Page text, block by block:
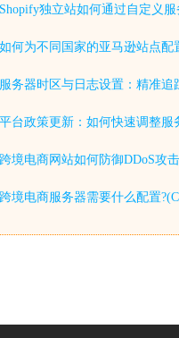
Shopify独立站如何通过自定义
如何为不同国家的亚马逊站点配
服务器时区与日志设置：精准追
平台政策更新：如何快速调整服
跨境电商网站如何防御DDoS攻
跨境电商服务器需要什么配置